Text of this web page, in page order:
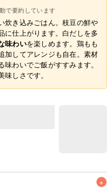
で要約しています
炊き込みごはん。枝豆の鮮や
に仕上がります。白だしを多
味わいを楽しめます。鶏もも
加してアレンジも自在。素材
わいでご飯がすすみます。
しさです。
+